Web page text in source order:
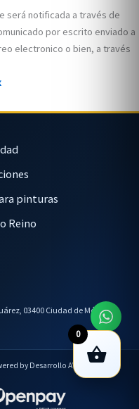
será notificada a través de
por escrito enviado a
electronico o bien, a través
pinturas
Reino
03400 Ciudad de México,
by Desarrollo AVL
0